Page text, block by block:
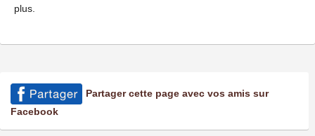
plus.
Partager cette page avec vos amis sur
Facebook